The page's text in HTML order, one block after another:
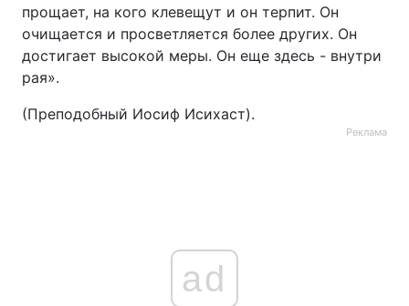
прощает, на кого клевещут и он терпит. Он
очищается и просветляется более других. Он
достигает высокой меры. Он еще здесь - внутри
рая».
(Преподобный Иосиф Исихаст).
Реклама
ad